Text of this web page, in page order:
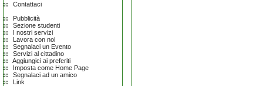
Contattaci
Pubblicità
Sezione studenti
I nostri servizi
Lavora con noi
Segnalaci un Evento
Servizi al cittadino
Aggiungici ai preferiti
Imposta come Home Page
Segnalaci ad un amico
Link